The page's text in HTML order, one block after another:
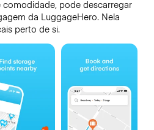
pode descarregar
da LuggageHero. Nela
perto de si.